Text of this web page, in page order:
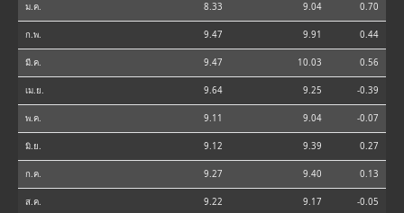
ม.ค. 8.33 9.04 0.70
ก.พ. 9.47 9.91 0.44
มี.ค. 9.47 10.03 0.56
เม.ย. 9.64 9.25 -0.39
พ.ค. 9.11 9.04 -0.07
มิ.ย. 9.12 9.39 0.27
ก.ค. 9.27 9.40 0.13
ส.ค. 9.22 9.17 -0.05